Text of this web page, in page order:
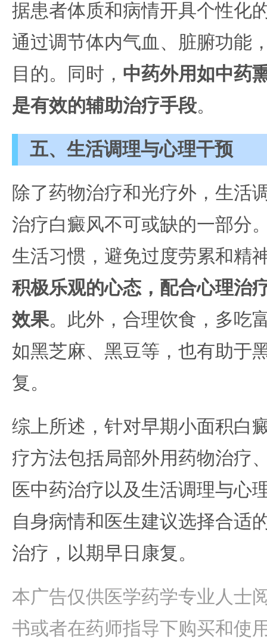
据患者体质和病情开具个性化
通过调节体内气血、脏腑功能
目的。同时， 中药外用如中药
是有效的辅助治疗手段。
五、生活调理与心理干预
除了药物治疗和光疗外，生活
治疗白癜风不可或缺的一部分
生活习惯，避免过度劳累和精
积极乐观的心态，配合心理治
效果。此外，合理饮食，多吃
如黑芝麻、黑豆等，也有助于
复。
综上所述，针对早期小面积白
疗方法包括局部外用药物治疗
医中药治疗以及生活调理与心
自身病情和医生建议选择合适
治疗，以期早日康复。
本广告仅供医学药学专业人士
书或者在药师指导下购买和使